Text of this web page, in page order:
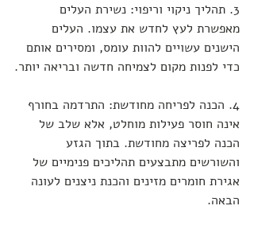
3. תהליך ניקוי וריפוי: נשירת העלים
מאפשרת לעץ לחדש את עצמו. העלים
הישנים עשויים להוות עומס, ומסירים אותם
כדי לפנות מקום לצמיחה חדשה ובריאה יותר.
4. הכנה לפריחה מחודשת: התרדמה בחורף
אינה חוסר פעילות מוחלט, אלא שלב של
הכנה לפריצה מחודשת. בתוך הגזע
והשורשים מתבצעים תהליכים פנימיים של
אגירת חומרים מזינים והכנת ניצנים לעונה
הבאה.